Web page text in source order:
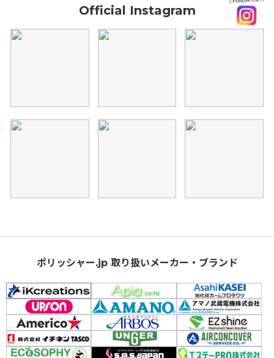
Official Instagram
ポリッシャー.jp 取り扱いメーカー・ブランド